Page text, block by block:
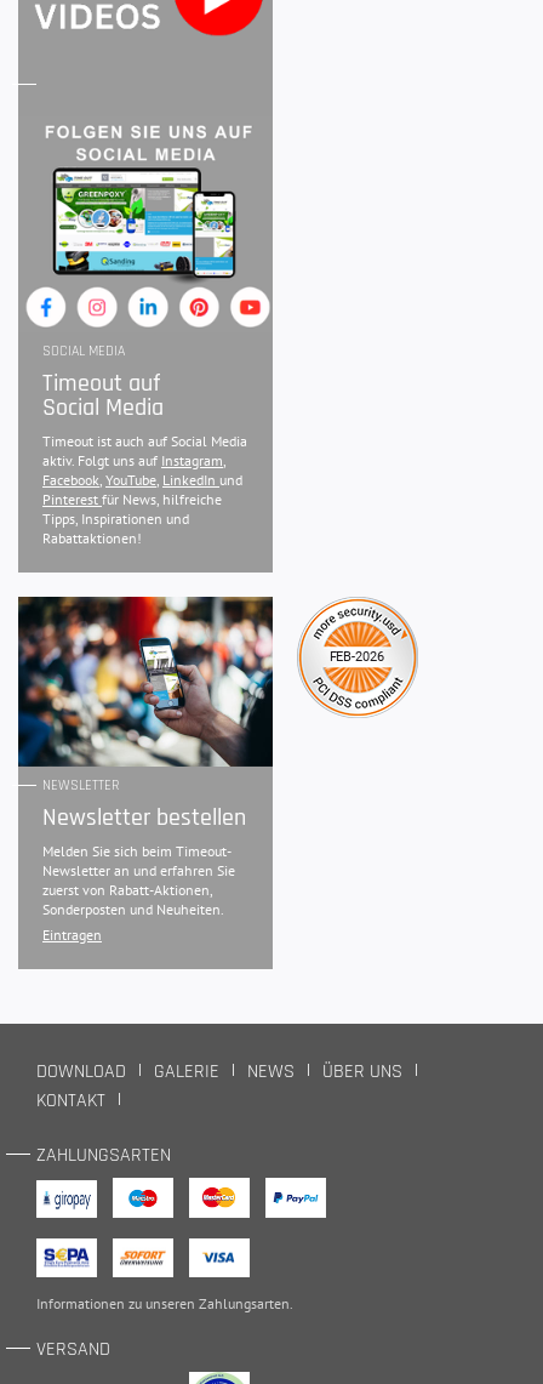
SOCIAL MEDIA
Timeout auf
Social Media
Timeout ist auch auf Social Media
aktiv. Folgt uns auf Instagram,
Facebook, YouTube, LinkedIn und
Pinterest für News, hilfreiche
Tipps, Inspirationen und
Rabattaktionen!
NEWSLETTER
Newsletter bestellen
Melden Sie sich beim Timeout-
Newsletter an und erfahren Sie
zuerst von Rabatt-Aktionen,
Sonderposten und Neuheiten.
Eintragen
DOWNLOAD GALERIE NEWS
ÜBER UNS
KONTAKT
ZAHLUNGSARTEN
Informationen zu unseren Zahlungsarten.
VERSAND